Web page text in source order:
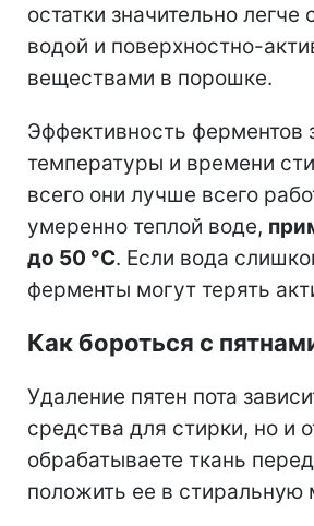
остатки значительно
водой и поверхностно-
веществами в порошке.
Эффективность ферментов
температуры и времени
всего они лучше всего
умеренно теплой воде,
до 50 °C. Если вода
ферменты могут терять
Как бороться с
Удаление пятен пота
средства для стирки, но и
обрабатываете ткань
положить ее в стиральную